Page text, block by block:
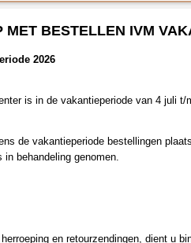
WT>Somfy Jet 10/17 CSI LT50,
Somfy Jet
snoer (VVF)
€ 325,11 (inclusief btw 21%)
MET BESTELLEN IVM
2026
is in de vakantieperiode van 4 juli t/
de vakantieperiode bestellingen
in behandeling genomen.
en retourzendingen, dient u